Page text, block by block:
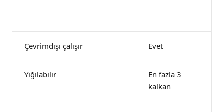
Çevrimdışı çalışır Evet
Yığılabilir
En fazla 3
kalkan